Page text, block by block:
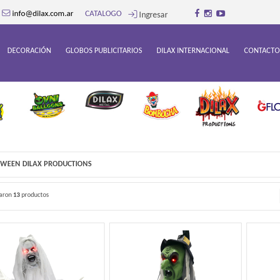
info@dilax.com.ar CATALOGO Ingresar
DECORACIÓN GLOBOS PUBLICITARIOS DILAX INTERNACIONAL CONTACTO
DILAX PRODUCTIONS
13 productos